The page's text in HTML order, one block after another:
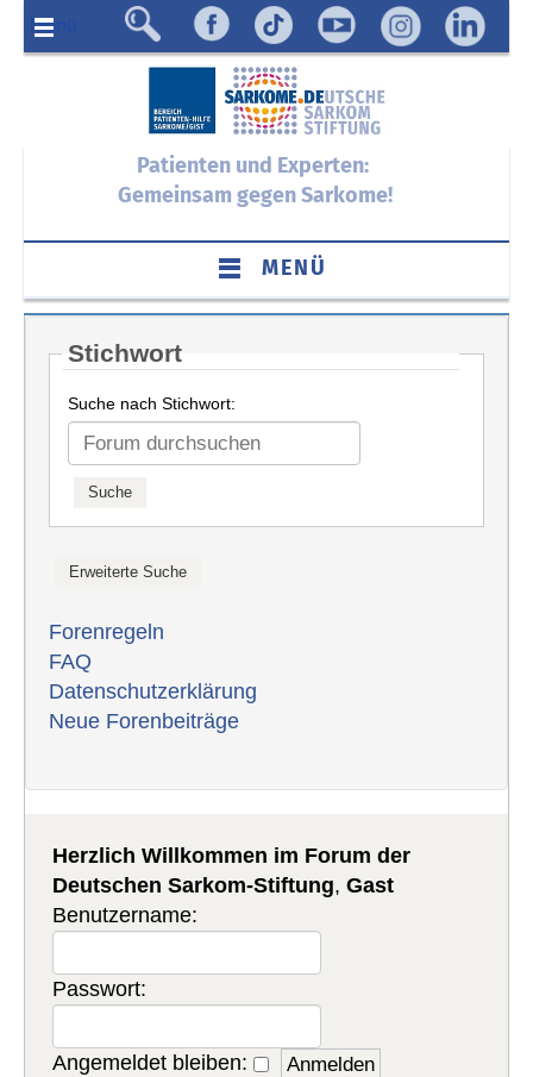
Menü
Patienten und Experten:
Gemeinsam gegen Sarkome!
MENÜ
Stichwort
Suche nach Stichwort:
Forenregeln
FAQ
Datenschutzerklärung
Neue Forenbeiträge
Herzlich Willkommen im Forum der
Deutschen Sarkom-Stiftung,Gast
Benutzername:
Passwort:
Angemeldet bleiben: